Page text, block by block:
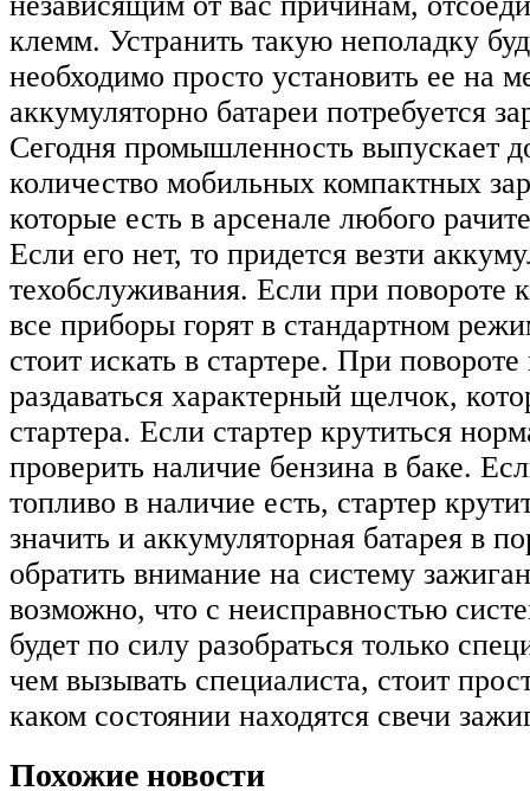
клемм. Устранить такую неполадку
необходимо просто установить ее на
аккумуляторно батареи потребуется
Сегодня промышленность выпускает
количество мобильных компактных
которые есть в арсенале любого
Если его нет, то придется везти
техобслуживания. Если при повороте
все приборы горят в стандартном
стоит искать в стартере. При
раздаваться характерный щелчок,
стартера. Если стартер крутиться
проверить наличие бензина в баке.
топливо в наличие есть, стартер
значить и аккумуляторная батарея в
обратить внимание на систему
возможно, что с неисправностью
будет по силу разобраться только
чем вызывать специалиста, стоит
каком состоянии находятся свечи
Похожие новости